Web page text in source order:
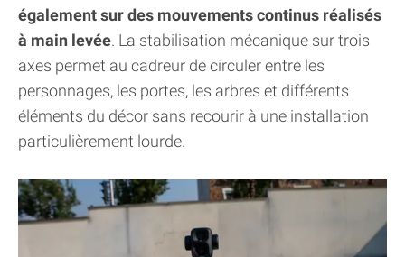
également sur des mouvements continus réalisés
à main levée. La stabilisation mécanique sur trois
axes permet au cadreur de circuler entre les
personnages, les portes, les arbres et différents
éléments du décor sans recourir à une installation
particulièrement lourde.